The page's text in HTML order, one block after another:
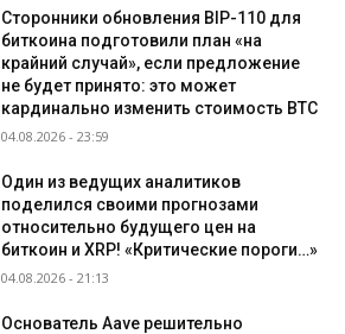
Сторонники обновления BIP-110 для
биткоина подготовили план «на
крайний случай», если предложение
не будет принято: это может
кардинально изменить стоимость BTC
04.08.2026 - 23:59
Один из ведущих аналитиков
поделился своими прогнозами
относительно будущего цен на
биткоин и XRP! «Критические пороги…»
04.08.2026 - 21:13
Основатель Aave решительно